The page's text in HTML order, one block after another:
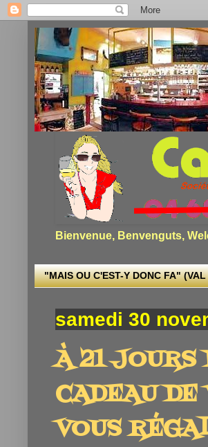
Bienvenue, Benvenguts,
"MAIS OU C'EST-Y DONC FA"
samedi 30
À 21
CADEAU
VOUS